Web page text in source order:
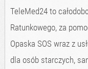
TeleMed24 to
Ratunkowego, za
Opaska SOS wraz z
dla osób starczych,